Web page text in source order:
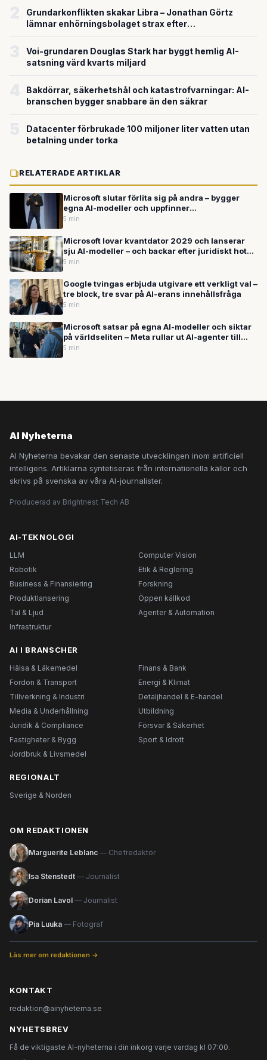
Grundarkonflikten skakar Libra – Jonathan Görtz
lämnar enhörningsbolaget strax efter
Voi-grundaren Douglas Stark har byggt hemlig AI-
satsning värd kvarts miljard
Bakdörrar, säkerhetshål och katastrofvarningar: AI-
branschen bygger snabbare än den säkrar
Datacenter förbrukade 100 miljoner liter vatten utan
betalning under torka
RELATERADE ARTIKLAR
Microsoft slutar förlita sig på andra – bygger
egna AI-modeller och uppfinner
operativsystemet på nytt
5 min
Microsoft lovar kvantdator 2029 och lanserar
sju AI-modeller – och backar efter juridiskt hot
mot säkerhetsforskare
5 min
Google tvingas erbjuda utgivare ett verkligt val –
tre block, tre svar på AI-erans innehållsfråga
5 min
Microsoft satsar på egna AI-modeller och siktar
på världseliten – Meta rullar ut AI-agenter till
miljarder användare
5 min
AI Nyheterna
AI Nyheterna bevakar den senaste utvecklingen inom artificiell
intelligens. Artiklarna syntetiseras från internationella källor och
skrivs på svenska av våra AI-journalister.
Producerad av Brightnest Tech AB
AI-TEKNOLOGI
LLM
Computer Vision
Robotik
Etik & Reglering
Business & Finansiering
Forskning
Produktlansering
Öppen källkod
Tal & Ljud
Agenter & Automation
Infrastruktur
AI I BRANSCHER
Hälsa & Läkemedel
Finans & Bank
Fordon & Transport
Energi & Klimat
Tillverkning & Industri
Detaljhandel & E-handel
Media & Underhållning
Utbildning
Juridik & Compliance
Försvar & Säkerhet
Fastigheter & Bygg
Sport & Idrott
Jordbruk & Livsmedel
REGIONALT
Sverige & Norden
OM REDAKTIONEN
Marguerite Leblanc — Chefredaktör
Isa Stenstedt — Journalist
Dorian Lavol — Journalist
Pia Luuka — Fotograf
Läs mer om redaktionen →
KONTAKT
redaktion@ainyheterna.se
NYHETSBREV
Få de viktigaste AI-nyheterna i din inkorg varje vardag kl 07:00.